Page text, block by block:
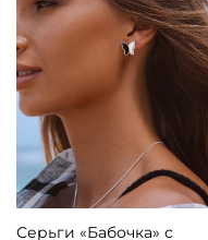
Серьги «Бабочка» с